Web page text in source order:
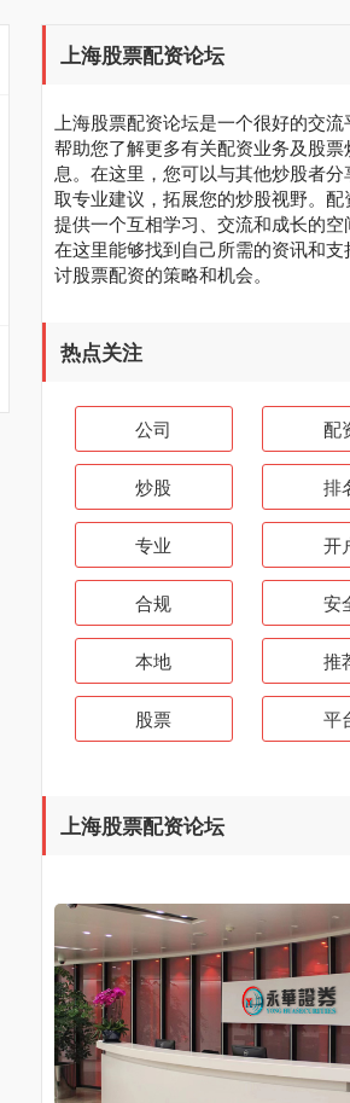
上海股票配资论坛
上海股票配资论坛是一个很好的交流
帮助您了解更多有关配资业务及股票
息。在这里，您可以与其他炒股者
取专业建议，拓展您的炒股视野。配
提供一个互相学习、交流和成长的空
在这里能够找到自己所需的资讯和支
讨股票配资的策略和机会。
热点关注
公司 配
炒股 排
专业 开
合规 安
本地 推
股票 平
上海股票配资论坛